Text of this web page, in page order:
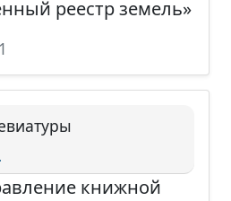
реестр земель»
книжной